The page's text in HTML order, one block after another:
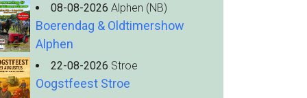
08-08-2026 Alphen (NB)
Boerendag & Oldtimershow
Alphen
22-08-2026 Stroe
Oogstfeest Stroe